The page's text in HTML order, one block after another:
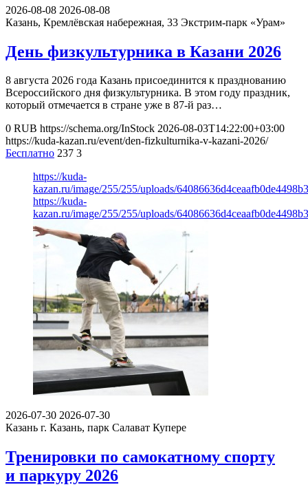
2026-08-08 2026-08-08
Казань, Кремлёвская набережная, 33 Экстрим-парк «Урам»
День физкультурника в Казани 2026
8 августа 2026 года Казань присоединится к празднованию
Всероссийского дня физкультурника. В этом году праздник,
который отмечается в стране уже в 87-й раз…
0 RUB https://schema.org/InStock 2026-08-03T14:22:00+03:00
https://kuda-kazan.ru/event/den-fizkulturnika-v-kazani-2026/
Бесплатно 237 3
https://kuda-
kazan.ru/image/255/255/uploads/
https://kuda-
kazan.ru/image/255/255/uploads/
2026-07-30 2026-07-30
Казань г. Казань, парк Салават Купере
Тренировки по самокатному спорту
и паркуру 2026